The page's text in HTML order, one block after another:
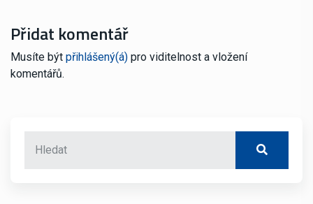
Přidat komentář
Musíte být přihlášený(á) pro viditelnost a vložení
komentářů.